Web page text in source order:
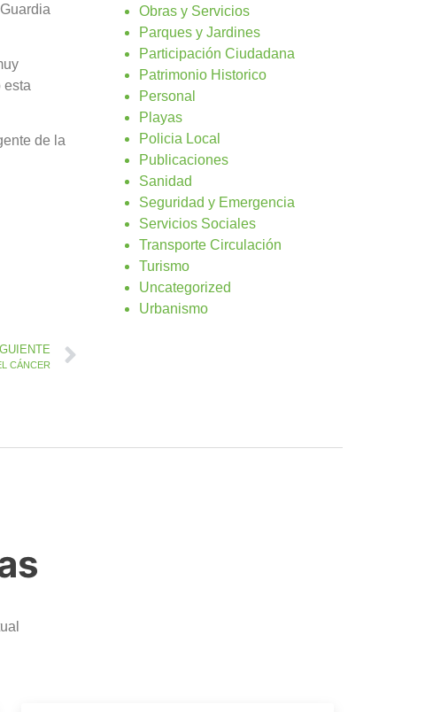
esta
de la
CÁNCER
Obras y Servicios
Parques y Jardines
Participación Ciudadana
Patrimonio Historico
Personal
Playas
Policia Local
Publicaciones
Sanidad
Seguridad y Emergencia
Servicios Sociales
Transporte Circulación
Turismo
Uncategorized
Urbanismo